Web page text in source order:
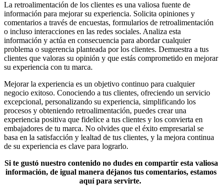
La retroalimentación de los clientes es una valiosa fuente de
información para mejorar su experiencia. Solicita opiniones y
comentarios a través de encuestas, formularios de retroalimentación
o incluso interacciones en las redes sociales. Analiza esta
información y actúa en consecuencia para abordar cualquier
problema o sugerencia planteada por los clientes. Demuestra a tus
clientes que valoras su opinión y que estás comprometido en mejorar
su experiencia con tu marca.
Mejorar la experiencia es un objetivo continuo para cualquier
negocio exitoso. Conociendo a tus clientes, ofreciendo un servicio
excepcional, personalizando su experiencia, simplificando los
procesos y obteniendo retroalimentación, puedes crear una
experiencia positiva que fidelice a tus clientes y los convierta en
embajadores de tu marca. No olvides que el éxito empresarial se
basa en la satisfacción y lealtad de tus clientes, y la mejora continua
de su experiencia es clave para lograrlo.
Si te gustó nuestro contenido no dudes en compartir esta valiosa
información, de igual manera déjanos tus comentarios, estamos
aquí para servirte.